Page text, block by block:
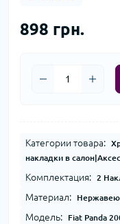
898 грн.
Категории товара:
накладки в
Комплектация: 2
Материал:
Модель: Fiat Panda